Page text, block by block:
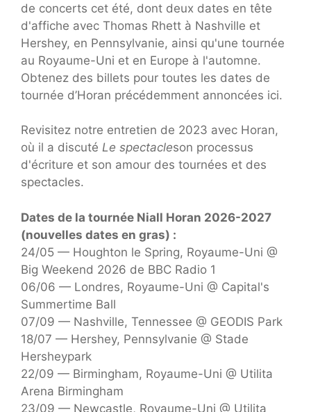
de concerts cet été, dont deux dates en tête
d'affiche avec Thomas Rhett à Nashville et
Hershey, en Pennsylvanie, ainsi qu'une tournée
au Royaume-Uni et en Europe à l'automne.
Obtenez des billets pour toutes les dates de
tournée d’Horan précédemment annoncées ici.
Revisitez notre entretien de 2023 avec Horan,
où il a discuté Le spectacleson processus
d'écriture et son amour des tournées et des
spectacles.
Dates de la tournée Niall Horan 2026-2027
(nouvelles dates en gras) :
24/05 — Houghton le Spring, Royaume-Uni @
Big Weekend 2026 de BBC Radio 1
06/06 — Londres, Royaume-Uni @ Capital's
Summertime Ball
07/09 — Nashville, Tennessee @ GEODIS Park
18/07 — Hershey, Pennsylvanie @ Stade
Hersheypark
22/09 — Birmingham, Royaume-Uni @ Utilita
Arena Birmingham
23/09 — Newcastle, Royaume-Uni @ Utilita